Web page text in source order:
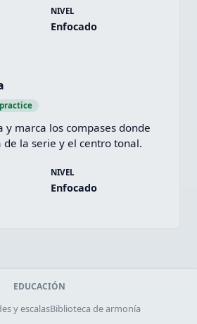
NIVEL
Enfocado
y marca los compases donde
de la serie y el centro tonal.
NIVEL
Enfocado
EDUCACIÓN
y escalasBiblioteca de armonía